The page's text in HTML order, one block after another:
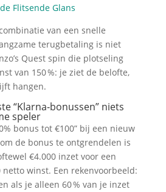
Flitsende Glans
van een snelle
terugbetaling is niet
Quest spin die plotseling
van 150 %: je ziet de belofte,
hangen.
“Klarna‑bonussen” niets
speler
bonus tot €100” bij een nieuw
de bonus te ontgrendelen is
€4.000 inzet voor een
netto winst. Een rekenvoorbeeld:
als je alleen 60 % van je inzet